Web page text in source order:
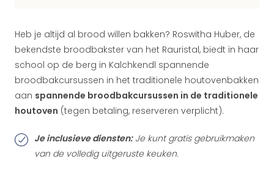
Heb je altijd al brood willen bakken? Roswitha Huber, de
bekendste broodbakster van het Rauristal, biedt in haar
school op de berg in Kalchkendl spannende
broodbakcursussen in het traditionele houtovenbakken
aan spannende broodbakcursussen in de traditionele
houtoven (tegen betaling, reserveren verplicht).
Je inclusieve diensten:Je kunt gratis gebruikmaken
van de volledig uitgeruste keuken.